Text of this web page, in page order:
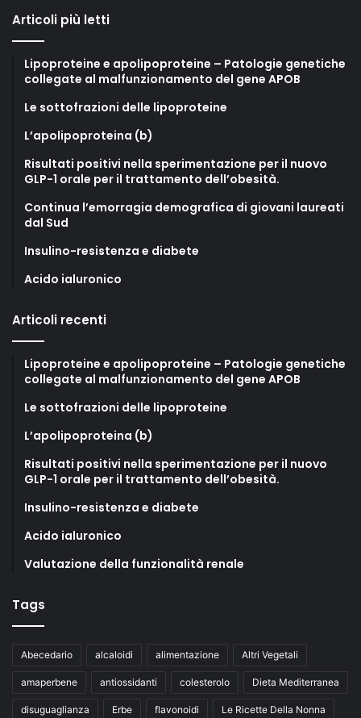
Articoli più letti
Lipoproteine e apolipoproteine – Patologie genetiche
collegate al malfunzionamento del gene APOB
Le sottofrazioni delle lipoproteine
L’apolipoproteina (b)
Risultati positivi nella sperimentazione per il nuovo
GLP-1 orale per il trattamento dell’obesità.
Continua l’emorragia demografica di giovani laureati
dal Sud
Insulino-resistenza e diabete
Acido ialuronico
Articoli recenti
Lipoproteine e apolipoproteine – Patologie genetiche
collegate al malfunzionamento del gene APOB
Le sottofrazioni delle lipoproteine
L’apolipoproteina (b)
Risultati positivi nella sperimentazione per il nuovo
GLP-1 orale per il trattamento dell’obesità.
Insulino-resistenza e diabete
Acido ialuronico
Valutazione della funzionalità renale
Tags
Abecedario alcaloidi alimentazione Altri Vegetali
amaperbene antiossidanti colesterolo Dieta Mediterranea
disuguaglianza Erbe flavonoidi Le Ricette Della Nonna